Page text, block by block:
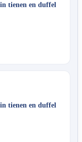
tienen en duffel
tienen en duffel